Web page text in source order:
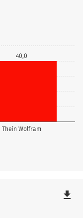
Thein Wolfram
40,0
file_download